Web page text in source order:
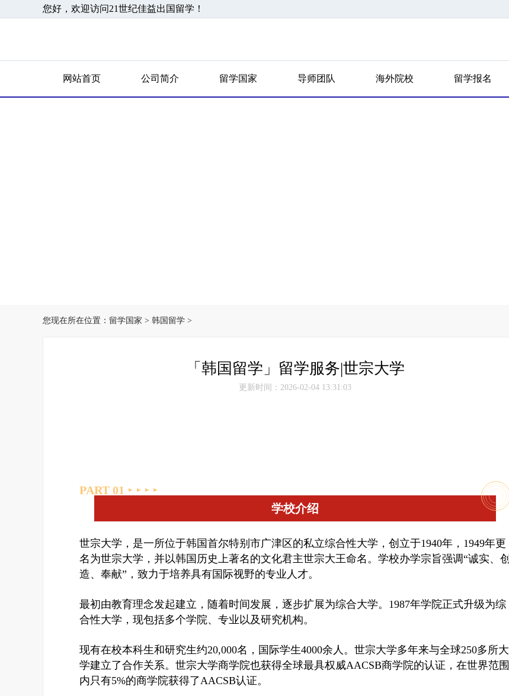
您好，欢迎访问21世纪佳益出国留学！
网站首页 公司简介 留学国家 导师团队 海外院校 留学报名
您现在所在位置： 留学国家 > 韩国留学 >
「韩国留学」留学服务|世宗大学
更新时间：2026-02-04 13:31:03
PART 01
学校介绍
世宗大学，是一所位于韩国首尔特别市广津区的私立综合性大学，创立于1940年，1949年更
名为世宗大学，并以韩国历史上著名的文化君主世宗大王命名。学校办学宗旨强调“诚实、创
造、奉献”，致力于培养具有国际视野的专业人才。
最初由教育理念发起建立，随着时间发展，逐步扩展为综合大学。1987年学院正式升级为综
合性大学，现包括多个学院、专业以及研究机构。
现有在校本科生和研究生约20,000名，国际学生4000余人。世宗大学多年来与全球250多所大
学建立了合作关系。世宗大学商学院也获得全球最具权威AACSB商学院的认证，在世界范围
内只有5%的商学院获得了AACSB认证。